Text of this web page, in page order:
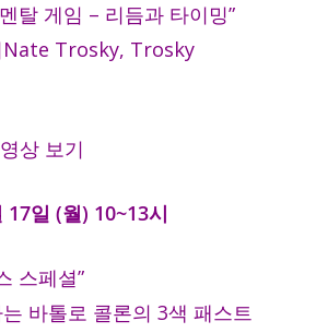
탈 게임 – 리듬과 타이밍”
Nate Trosky, Trosky
상 보기
일 (월) 10~13시
스페셜”
바톨로 콜론의 3색 패스트